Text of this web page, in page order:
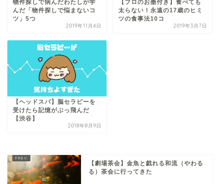
物件探しで病んだわたしが学
んだ「物件探しで悩まないコ
ツ」5つ
2019年11月4日
【プロのお墨付き】食べても
太らない！永遠の17歳のヒミ
ツの食事法10コ
2019年3月7日
【ヘッドスパ】脳セラピーを
受けたら記憶がぶっ飛んだ
【渋谷】
2018年8月9日
【劇場茶会】金魚と戯れる和流（やわる
る）茶会に行ってきた